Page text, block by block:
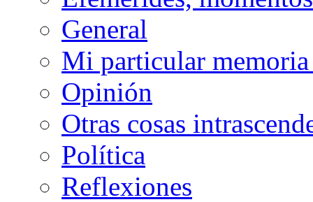
General
Mi particular
Opinión
Otras cosas
Política
Reflexiones